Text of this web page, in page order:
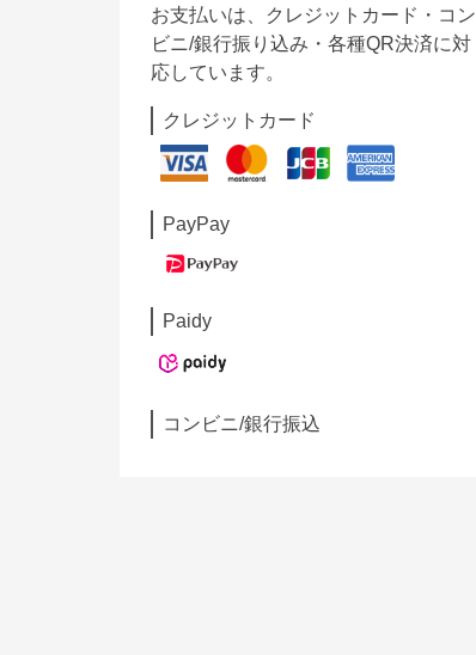
お支払いは、クレジットカード・コン
ビニ/銀行振り込み・各種QR決済に対
応しています。
クレジットカード
PayPay
Paidy
コンビニ/銀行振込